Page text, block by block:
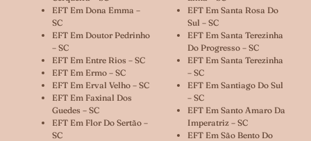
EFT Em Dona Emma –
SC
EFT Em Doutor Pedrinho
– SC
EFT Em Entre Rios – SC
EFT Em Ermo – SC
EFT Em Erval Velho – SC
EFT Em Faxinal Dos
Guedes – SC
EFT Em Flor Do Sertão –
SC
EFT Em Santa Rosa Do
Sul – SC
EFT Em Santa Terezinha
Do Progresso – SC
EFT Em Santa Terezinha
– SC
EFT Em Santiago Do Sul
– SC
EFT Em Santo Amaro Da
Imperatriz – SC
EFT Em São Bento Do